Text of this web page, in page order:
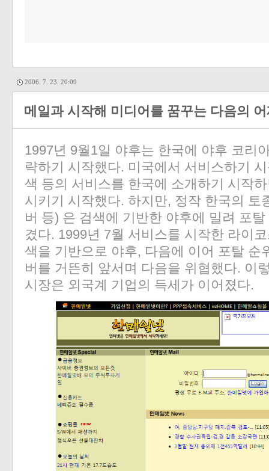
2006. 7. 23. 20:09
메일과 시작해 미디어를 꿈꾸는 다음의
1997년 9월1일 야후는 한국에 야후 코리
략하기 시작했다. 미국에서 서비스하기
색 등의 서비스를 한국에 소개하기 시작
시키기 시작했다. 하지만, 정작 한국의 토
버 등) 은 검색에 기반한 야후에 밀려 포
겼다. 1999년 7월 서비스를 시작한 라이
색을 기반으로 야후, 다음에 이어 포탈 순
버를 거뜬히 앞서며 다음을 위협했다. 이
시장은 외국계 기업의 득세가 이어졌다.